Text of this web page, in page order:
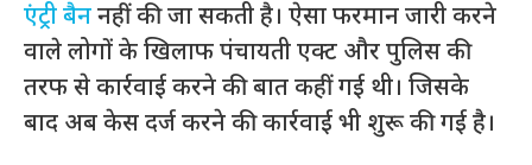
एंट्री बैननहीं की जा सकती है। ऐसा फरमान जारी करने
वाले लोगों के खिलाफ पंचायती एक्ट और पुलिस की
तरफ से कार्रवाई करने की बात कहीं गई थी। जिसके
बाद अब केस दर्ज करने की कार्रवाई भी शुरू की गई है।